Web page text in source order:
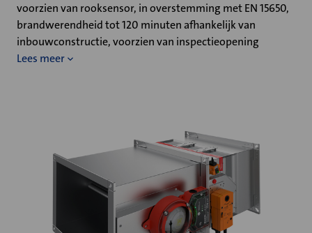
voorzien van rooksensor, in overstemming met EN 15650,
brandwerendheid tot 120 minuten afhankelijk van
inbouwconstructie, voorzien van inspectieopening
Lees meer